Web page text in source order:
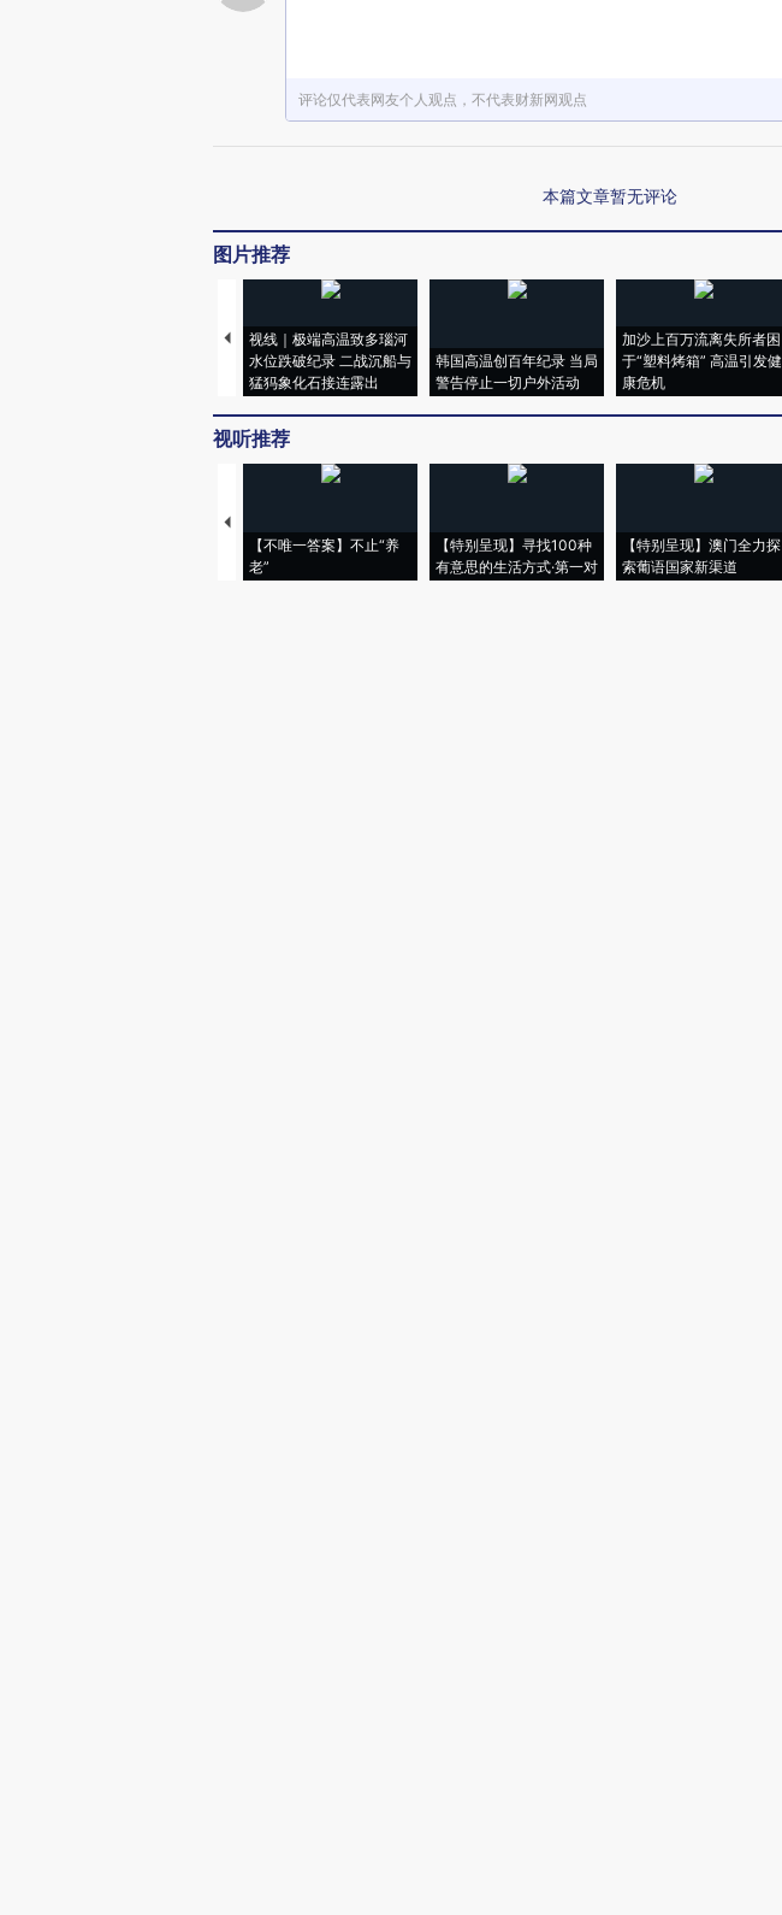
评论仅代表网友个人观点，不代表财新网观点
本篇文章暂无评论
图片推荐
视线｜极端高温致多瑙河
水位跌破纪录 二战沉船与
猛犸象化石接连露出
韩国高温创百年纪录 当局
警告停止一切户外活动
加沙上百万流离失所者困
于“塑料烤箱” 高温引发健
康危机
视听推荐
【不唯一答案】不止“养
老”
【特别呈现】寻找100种
有意思的生活方式·第一对
【特别呈现】澳门全力探
索葡语国家新渠道